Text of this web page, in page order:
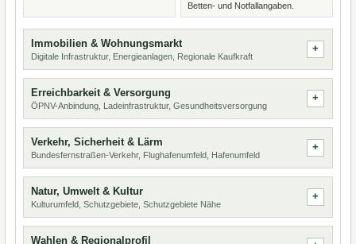
Betten- und Notfallangaben.
Immobilien & Wohnungsmarkt
Digitale Infrastruktur, Energieanlagen, Regionale Kaufkraft
Erreichbarkeit & Versorgung
ÖPNV-Anbindung, Ladeinfrastruktur, Gesundheitsversorgung
Verkehr, Sicherheit & Lärm
Bundesfernstraßen-Verkehr, Flughafenumfeld, Hafenumfeld
Natur, Umwelt & Kultur
Kulturumfeld, Schutzgebiete, Schutzgebiete Nähe
Wahlen & Regionalprofil